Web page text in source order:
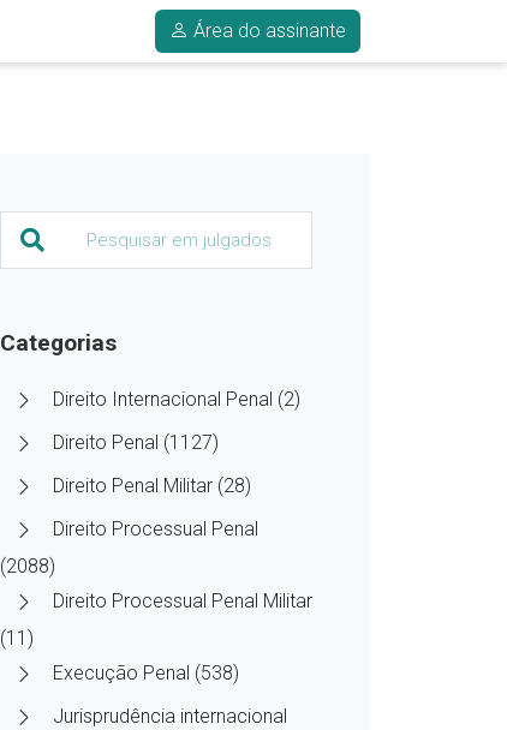
Área do assinante
Categorias
Direito Internacional Penal (2)
Direito Penal (1127)
Direito Penal Militar (28)
Direito Processual Penal
(2088)
Direito Processual Penal Militar
(11)
Execução Penal (538)
Jurisprudência internacional